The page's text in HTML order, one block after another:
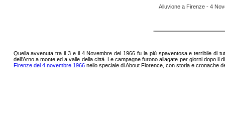
Alluvione a Firenze - 4
Quella avvenuta tra il 3 e il 4 Novembre del 1966 fu la più spaventosa e terribile di
dell'Arno a monte ed a valle della città. Le campagne furono allagate per giorni dopo
Firenze del 4 novembre 1966nello speciale di About Florence, con storia e cronache